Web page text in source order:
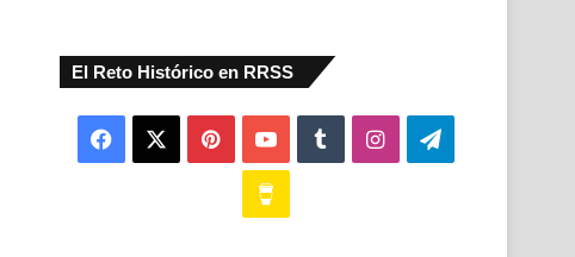
El Reto Histórico en RRSS
Facebook PinterestYouTubeTumblrInstagramTelegram